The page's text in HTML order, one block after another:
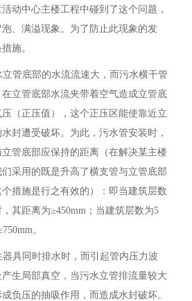
动中心主楼工程中碰到了这个问题，
、满溢现象。为了防止此现象的发
施。
管底部的水流流速大，而污水横干管
立管底部水流夹带着空气造成立管底
（正压值），这个正压区能使靠近立
封遭受破坏。为此，污水管安装时，
管底部应保持的距离（在解决某主楼
采用的既是升高了横支管与立管底部
措施是行之有效的）：即当建筑层数
其距离为≥450mm；当建筑层数为5
。
具同时排水时，而引起管内压力波
生局部真空，当污水立管排流量较大
负压的抽吸作用，而造成水封破坏。